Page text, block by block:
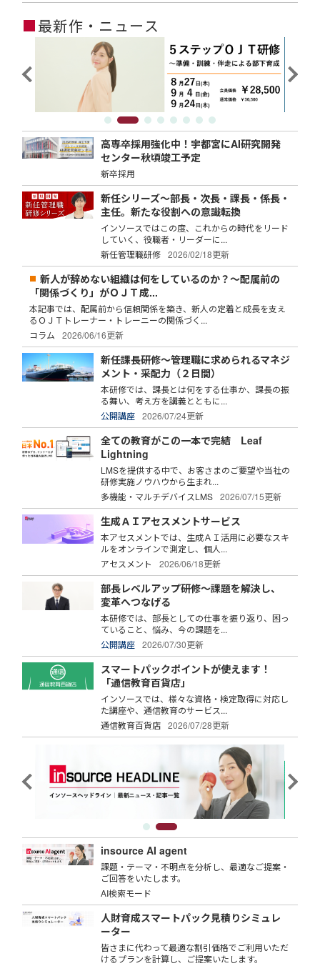
■最新作・ニュース
高専卒採用強化中！宇都宮にAI研究開発
センター秋頃竣工予定
新卒採用
新任シリーズ～部長・次長・課長・係長・
主任。新たな役割への意識転換
インソースではこの度、これからの時代をリード
していく、役職者・リーダーに...
新任管理職研修
2026/02/18更新
新人が辞めない組織は何をしているのか？～配属前の
「関係づくり」がＯＪＴ成...
本記事では、配属前から信頼関係を築き、新人の定着と成長を支え
るＯＪＴトレーナー・トレーニーの関係づく...
コラム
2026/06/16更新
新任課長研修～管理職に求められるマネジ
メント・采配力（２日間）
本研修では、課長とは何をする仕事か、課長の振
る舞い、考え方を講義とともに...
公開講座
2026/07/24更新
全ての教育がこの一本で完結 Leaf
Lightning
LMSを提供する中で、お客さまのご要望や当社の
研修実施ノウハウから生まれ...
多機能・マルチデバイスLMS
2026/07/15更新
生成ＡＩアセスメントサービス
本アセスメントでは、生成ＡＩ活用に必要なスキ
ルをオンラインで測定し、個人...
アセスメント
2026/06/18更新
部長レベルアップ研修～課題を解決し、
変革へつなげる
本研修では、部長としての仕事を振り返り、困っ
ていること、悩み、今の課題を...
公開講座
2026/07/30更新
スマートパックポイントが使えます！
「通信教育百貨店」
インソースでは、様々な資格・検定取得に対応し
た講座や、通信教育のサービス...
通信教育百貨店
2026/07/28更新
insource AI agent
課題・テーマ・不明点を分析し、最適なご提案・
ご回答をいたします。
AI検索モード
人財育成スマートパック見積りシミュレ
ーター
皆さまに代わって最適な割引価格でご利用いただ
けるプランを計算し、ご提案いたします。